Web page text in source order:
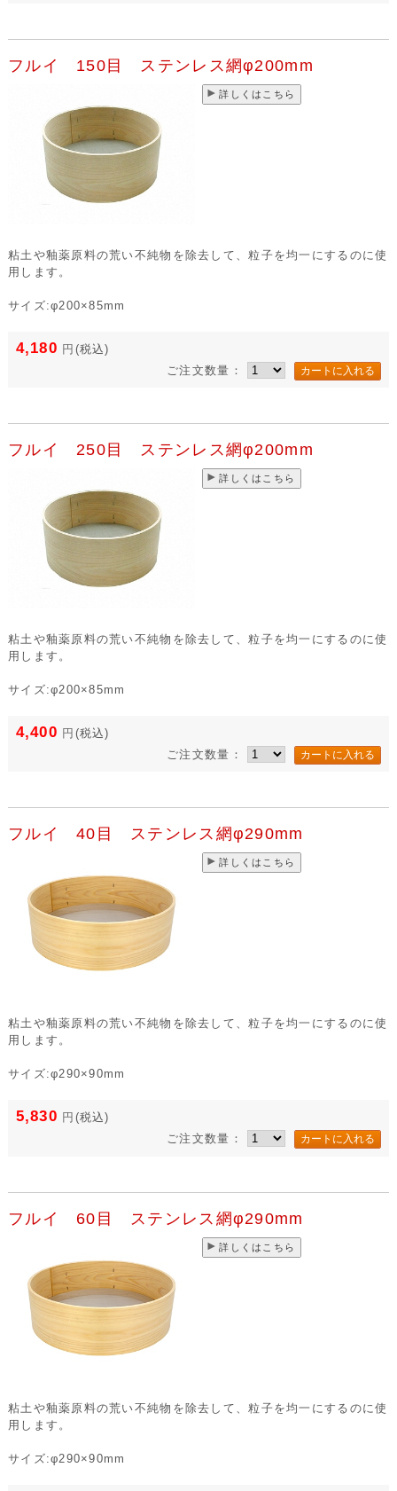
フルイ 150目 ステンレス網φ200mm
詳しくはこちら
粘土や釉薬原料の荒い不純物を除去して、粒子を均一にするのに使
用します。
サイズ:φ200×85mm
4,180 円 (税込)
ご注文数量：
フルイ 250目 ステンレス網φ200mm
詳しくはこちら
粘土や釉薬原料の荒い不純物を除去して、粒子を均一にするのに使
用します。
サイズ:φ200×85mm
4,400 円 (税込)
ご注文数量：
フルイ 40目 ステンレス網φ290mm
詳しくはこちら
粘土や釉薬原料の荒い不純物を除去して、粒子を均一にするのに使
用します。
サイズ:φ290×90mm
5,830 円 (税込)
ご注文数量：
フルイ 60目 ステンレス網φ290mm
詳しくはこちら
粘土や釉薬原料の荒い不純物を除去して、粒子を均一にするのに使
用します。
サイズ:φ290×90mm